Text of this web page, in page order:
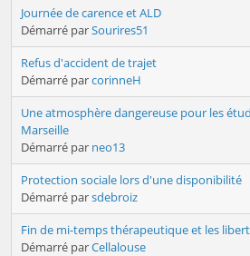
Journée de carence et ALD
Démarré parSourires51
Refus d'accident de trajet
Démarré parcorinneH
Une atmosphère dangereuse pour les
Marseille
Démarré par neo13
Protection sociale lors d'une disponibilité
Démarré parsdebroiz
Fin de mi-temps thérapeutique et les
Démarré parCellalouse